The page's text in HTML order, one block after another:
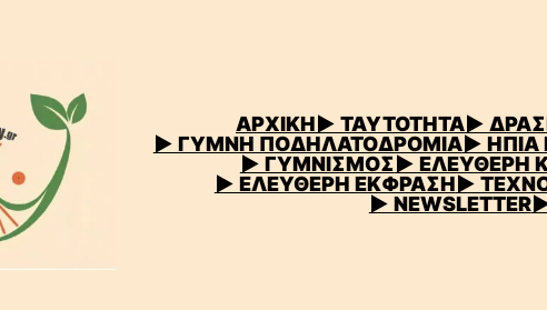
ΑΡΧΙΚΗ▶ ΤΑΥΤΟΤΗΤΑ▶
▶ ΓΥΜΝΗ ΠΟΔΗΛΑΤΟΔΡΟΜΙΑ▶ ΗΠΙΑ
▶ ΓΥΜΝΙΣΜΟΣ▶ ΕΛΕΥΘΕΡΗ
▶ ΕΛΕΥΘΕΡΗ ΕΚΦΡΑΣΗ▶
▶ NEWSLETTER